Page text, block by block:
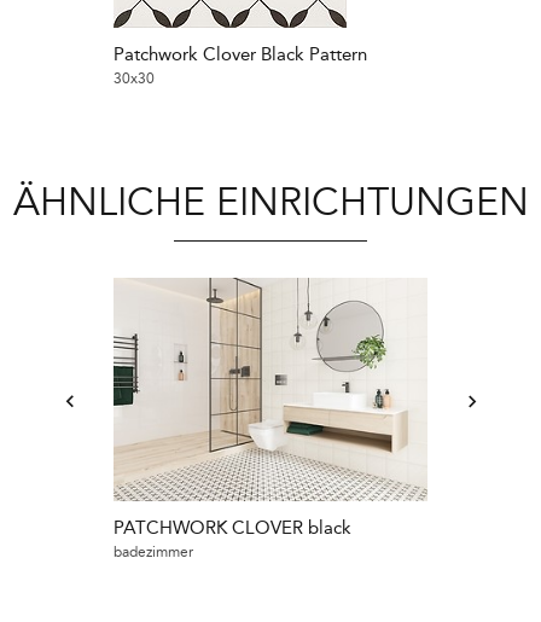
Patchwork Clover Black Pattern
30x30
ÄHNLICHE EINRICHTUNGEN
PATCHWORK CLOVER black
badezimmer